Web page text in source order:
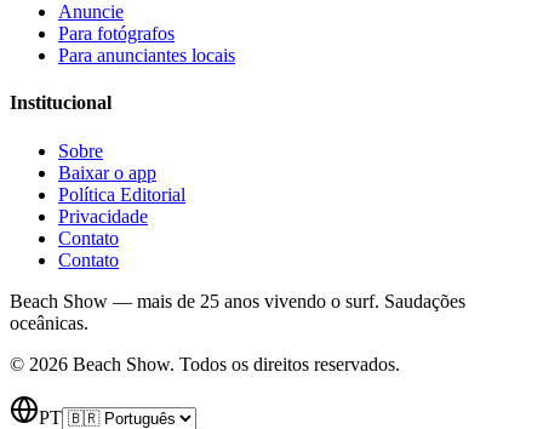
Anuncie
Para fotógrafos
Para anunciantes locais
Institucional
Sobre
Baixar o app
Política Editorial
Privacidade
Contato
Contato
Beach Show — mais de 25 anos vivendo o surf. Saudações
oceânicas.
© 2026 Beach Show. Todos os direitos reservados.
PT